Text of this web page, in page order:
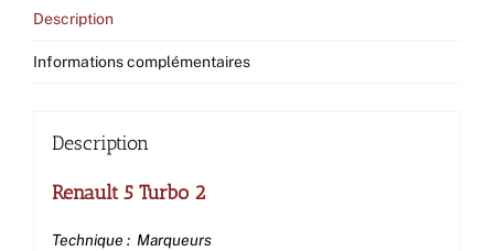
Description
Informations complémentaires
Description
Renault 5 Turbo 2
Technique : Marqueurs